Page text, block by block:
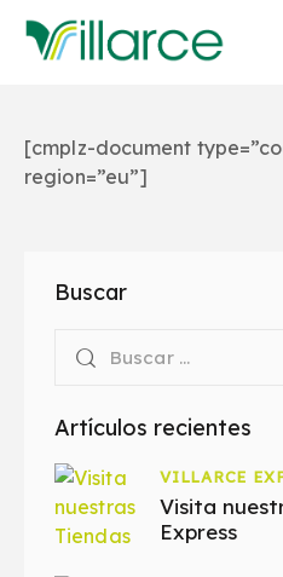
[cmplz-document
region=”eu”]
Buscar
Artículos recientes
VILLARCE
Visita
Express